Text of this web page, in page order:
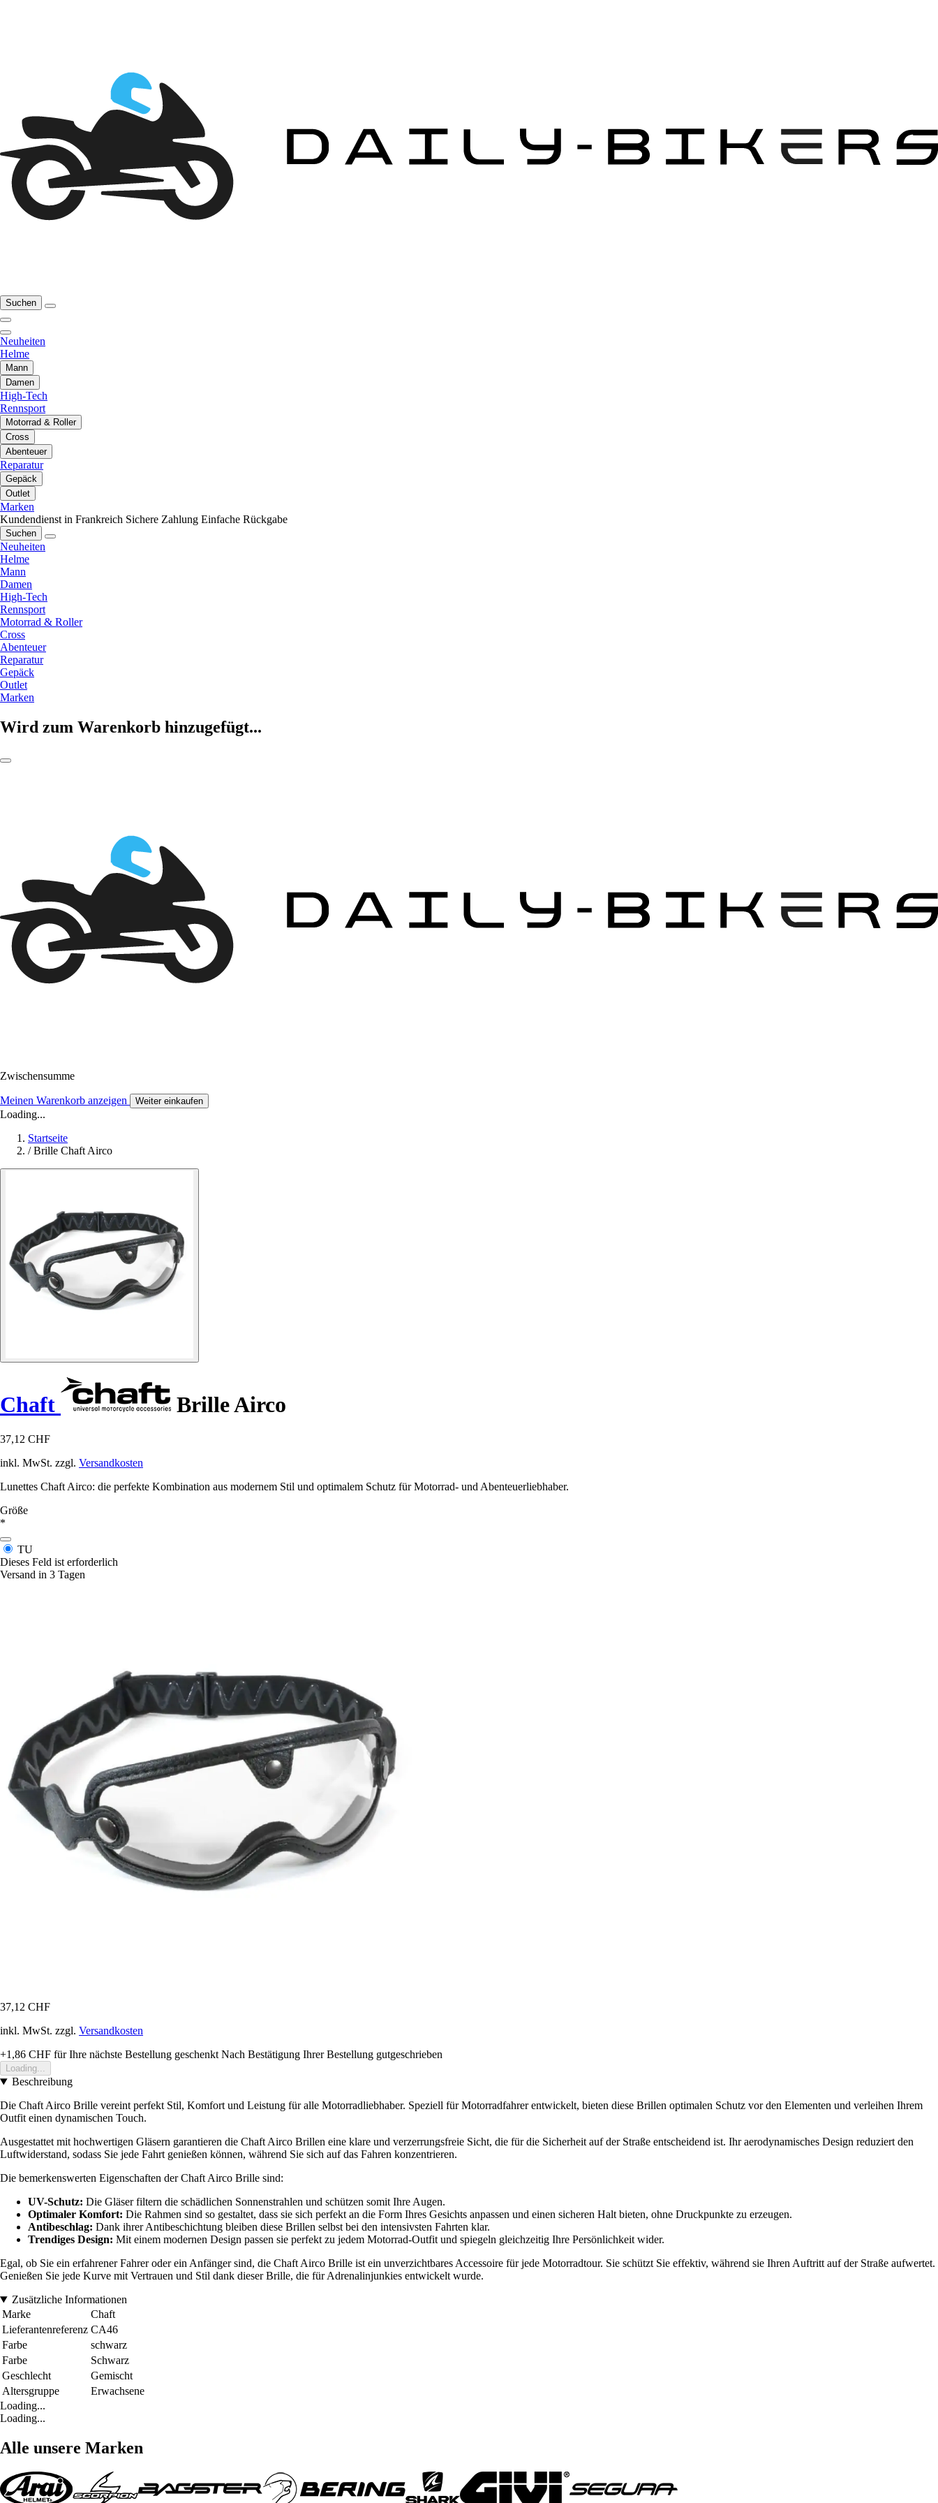
Suchen
Neuheiten
Helme
Mann
Damen
High-Tech
Rennsport
Motorrad & Roller
Cross
Abenteuer
Reparatur
Gepäck
Outlet
Marken
Kundendienst in Frankreich Sichere Zahlung Einfache Rückgabe
Suchen
Neuheiten
Helme
Mann
Damen
High-Tech
Rennsport
Motorrad & Roller
Cross
Abenteuer
Reparatur
Gepäck
Outlet
Marken
Wird zum Warenkorb hinzugefügt...
Zwischensumme
Meinen Warenkorb anzeigen Weiter einkaufen
Loading...
Startseite
/ Brille Chaft Airco
Chaft Brille Airco
37,12 CHF
inkl. MwSt. zzgl. Versandkosten
Lunettes Chaft Airco: die perfekte Kombination aus modernem Stil und optimalem Schutz für Motorrad- und Abenteuerliebhaber.
Größe
*
TU
Dieses Feld ist erforderlich
Versand in 3 Tagen
37,12 CHF
inkl. MwSt. zzgl. Versandkosten
+1,86 CHF für Ihre nächste Bestellung geschenkt Nach Bestätigung Ihrer Bestellung gutgeschrieben
Loading...
Beschreibung
Die Chaft Airco Brille vereint perfekt Stil, Komfort und Leistung für alle Motorradliebhaber. Speziell für Motorradfahrer entwickelt, bieten diese Brillen optimalen Schutz vor den Elementen und verleihen Ihrem
Outfit einen dynamischen Touch.
Ausgestattet mit hochwertigen Gläsern garantieren die Chaft Airco Brillen eine klare und verzerrungsfreie Sicht, die für die Sicherheit auf der Straße entscheidend ist. Ihr aerodynamisches Design reduziert den
Luftwiderstand, sodass Sie jede Fahrt genießen können, während Sie sich auf das Fahren konzentrieren.
Die bemerkenswerten Eigenschaften der Chaft Airco Brille sind:
UV-Schutz: Die Gläser filtern die schädlichen Sonnenstrahlen und schützen somit Ihre Augen.
Optimaler Komfort: Die Rahmen sind so gestaltet, dass sie sich perfekt an die Form Ihres Gesichts anpassen und einen sicheren Halt bieten, ohne Druckpunkte zu erzeugen.
Antibeschlag: Dank ihrer Antibeschichtung bleiben diese Brillen selbst bei den intensivsten Fahrten klar.
Trendiges Design: Mit einem modernen Design passen sie perfekt zu jedem Motorrad-Outfit und spiegeln gleichzeitig Ihre Persönlichkeit wider.
Egal, ob Sie ein erfahrener Fahrer oder ein Anfänger sind, die Chaft Airco Brille ist ein unverzichtbares Accessoire für jede Motorradtour. Sie schützt Sie effektiv, während sie Ihren Auftritt auf der Straße aufwertet.
Genießen Sie jede Kurve mit Vertrauen und Stil dank dieser Brille, die für Adrenalinjunkies entwickelt wurde.
Zusätzliche Informationen
Marke
Chaft
Lieferantenreferenz CA46
Farbe
schwarz
Farbe
Schwarz
Geschlecht
Gemischt
Altersgruppe
Erwachsene
Loading...
Loading...
Alle unsere Marken